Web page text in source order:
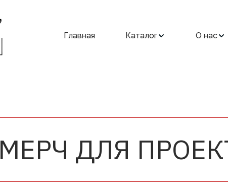
Главная Каталог О нас
МЕРЧ ДЛЯ